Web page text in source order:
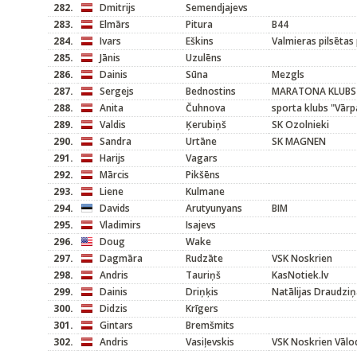
282.
Dmitrijs
Semendjajevs
283.
Elmārs Pitura
B44
284.
Ivars Eškins
Valmieras pilsētas
285.
Jānis
Uzulēns
286.
Dainis Sūna
Mezgls
287.
Sergejs Bednostins
MARATONA KLUBS
288.
Anita Čuhnova
sporta klubs
289.
Valdis Ķerubiņš
SK Ozolnieki
290.
Sandra Urtāne
SK MAGNEN
291.
Harijs
Vagars
292.
Mārcis
Pikšēns
293.
Liene
Kulmane
294.
Davids Arutyunyans
BIM
295.
Vladimirs
Isajevs
296.
Doug
Wake
297.
Dagmāra Rudzāte
VSK Noskrien
298.
Andris Tauriņš
KasNotiek.lv
299.
Dainis Driņķis
Natālijas
300.
Didzis
Krīgers
301.
Gintars
Bremšmits
302.
Andris Vasiļevskis
VSK Noskrien